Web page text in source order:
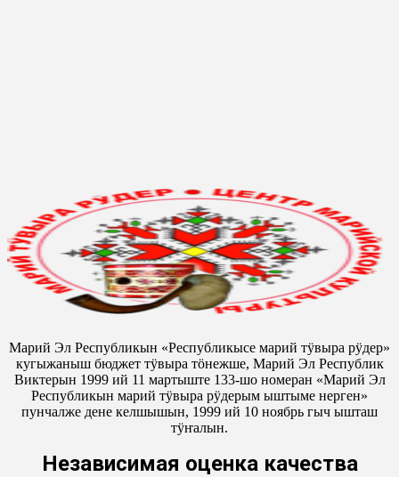
Марий Эл Республикын «Республикысе марий тӱвыра рӱдер»
кугыжаныш бюджет тӱвыра тӧнежше, Марий Эл Республик
Виктерын 1999 ий 11 мартыште 133-шо номеран «Марий Эл
Республикын марий тӱвыра рӱдерым ыштыме нерген»
пунчалже дене келшышын, 1999 ий 10 ноябрь гыч ышташ
тӱҥалын.
Независимая оценка качества